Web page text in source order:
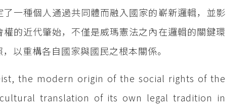
一種個人通過共同體而融入國家的嶄新邏輯，並影
的近代肇始，不僅是威瑪憲法之內在邏輯的關鍵環
以重構各自國家與國民之根本關係。
the modern origin of the social rights of the
translation of its own legal tradition in